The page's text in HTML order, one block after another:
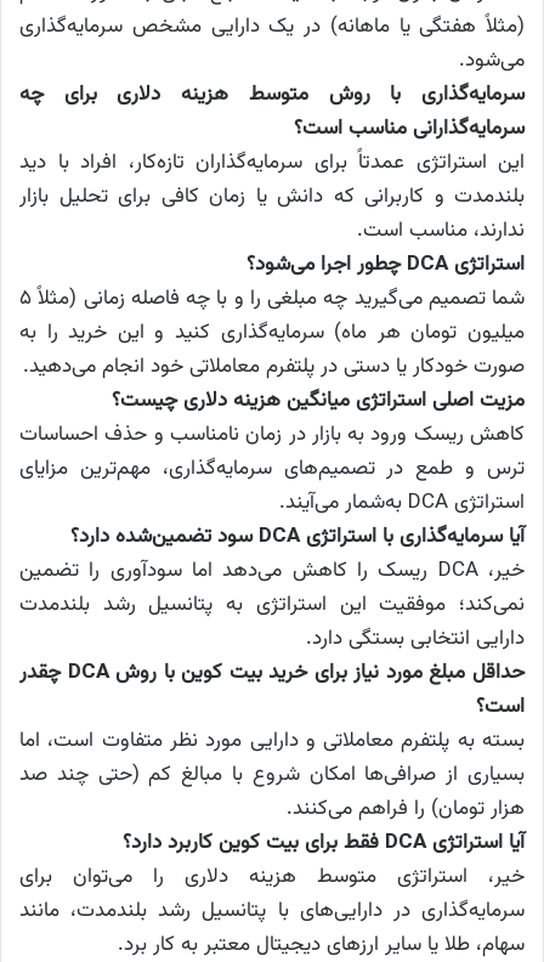
(مثلاً هفتگی یا ماهانه) در یک دارایی مشخص سرمایه‌گذاری
می‌شود.
سرمایه‌گذاری با روش متوسط هزینه دلاری برای چه
سرمایه‌گذارانی مناسب است؟
این استراتژی عمدتاً برای سرمایه‌گذاران تازه‌کار، افراد با دید
بلندمدت و کاربرانی که دانش یا زمان کافی برای تحلیل بازار
ندارند، مناسب است.
استراتژی DCA چطور اجرا می‌شود؟
شما تصمیم می‌گیرید چه مبلغی را و با چه فاصله‌ زمانی (مثلاً ۵
میلیون تومان هر ماه) سرمایه‌گذاری کنید و این خرید را به
صورت خودکار یا دستی در پلتفرم معاملاتی خود انجام می‌دهید.
مزیت اصلی استراتژی میانگین هزینه دلاری چیست؟
کاهش ریسک ورود به بازار در زمان نامناسب و حذف احساسات
ترس و طمع در تصمیم‌های سرمایه‌گذاری، مهم‌ترین مزایای
استراتژی DCA به‌شمار می‌آیند.
آیا سرمایه‌گذاری با استراتژی DCA سود تضمین‌شده دارد؟
خیر، DCA ریسک را کاهش می‌دهد اما سودآوری را تضمین
نمی‌کند؛ موفقیت این استراتژی به پتانسیل رشد بلندمدت
دارایی انتخابی بستگی دارد.
حداقل مبلغ مورد نیاز برای خرید بیت کوین با روش DCA چقدر
است؟
بسته به پلتفرم معاملاتی و دارایی مورد نظر متفاوت است، اما
بسیاری از صرافی‌ها امکان شروع با مبالغ کم (حتی چند صد
هزار تومان) را فراهم می‌کنند.
آیا استراتژی DCA فقط برای بیت کوین کاربرد دارد؟
خیر، استراتژی متوسط هزینه دلاری را می‌توان برای
سرمایه‌گذاری در دارایی‌های با پتانسیل رشد بلندمدت، مانند
سهام، طلا یا سایر ارزهای دیجیتال معتبر به کار برد.